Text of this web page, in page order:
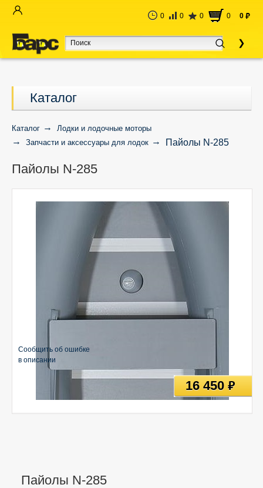
0 0 0 0 0 руб
Каталог
Каталог
Лодки и лодочные моторы
Запчасти и аксессуары для лодок
Пайолы N-285
Пайолы N-285
Пайолы N-285
Сообщить об ошибке
в описании
16 450руб